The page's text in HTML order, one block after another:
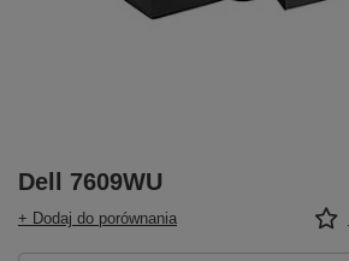
Dell 7609WU
+ Dodaj do porównania